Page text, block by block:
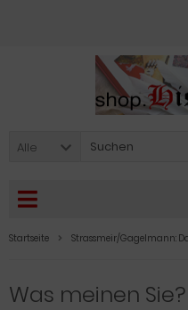
Alle
Startseite Strassmeir/Gagelmann:
Was meinen Sie?